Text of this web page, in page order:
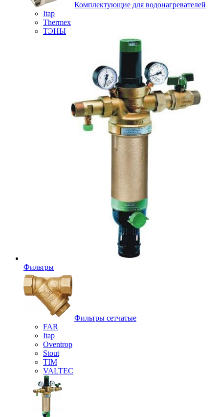
Комплектующие для водонагревателей
Itap
Thermex
ТЭНЫ
Фильтры
Фильтры сетчатые
FAR
Itap
Oventrop
Stout
TIM
VALTEC